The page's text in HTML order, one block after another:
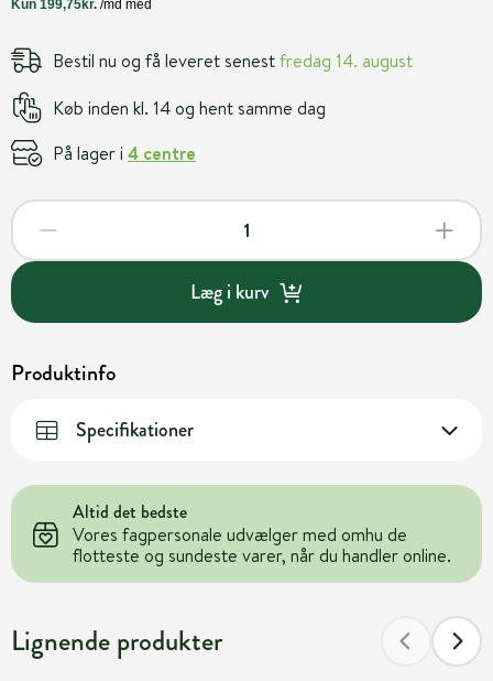
Bestil nu og få leveret senestfredag 14. august
Køb inden kl. 14 og hent samme dag
På lager i 4 centre
Læg i kurv
Produktinfo
Specifikationer
Altid det bedste
Vores fagpersonale udvælger med omhu de
flotteste og sundeste varer, når du handler online.
Lignende produkter